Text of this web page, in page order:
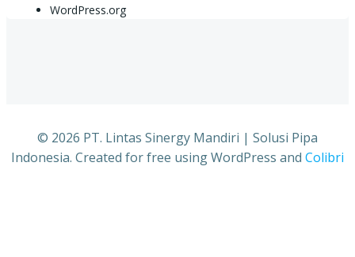
WordPress.org
© 2026 PT. Lintas Sinergy Mandiri | Solusi Pipa
Indonesia. Created for free using WordPress and Colibri